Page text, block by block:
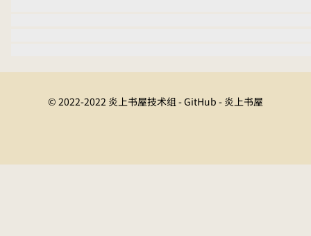
© 2022-2022 炎上书屋技术组 - GitHub - 炎上书屋